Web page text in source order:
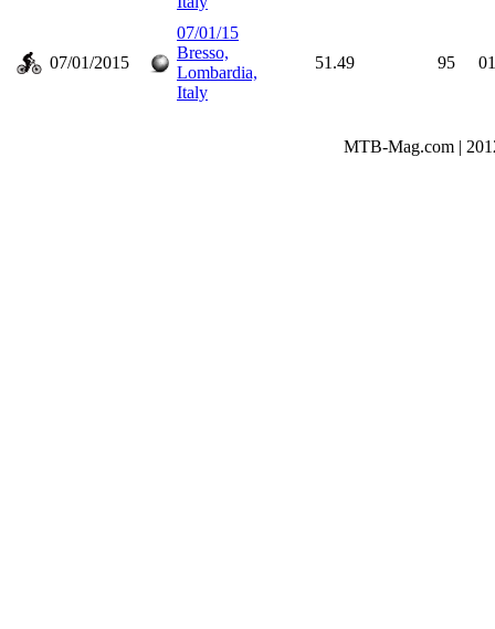
07/01/2015
07/01/15
Bresso,
Lombardia,
Italy
51.49 95
MTB-Mag.com |